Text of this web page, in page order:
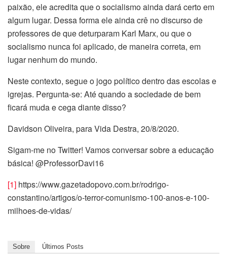
paixão, ele acredita que o socialismo ainda dará certo em
algum lugar. Dessa forma ele ainda crê no discurso de
professores de que deturparam Karl Marx, ou que o
socialismo nunca foi aplicado, de maneira correta, em
lugar nenhum do mundo.
Neste contexto, segue o jogo político dentro das escolas e
igrejas. Pergunta-se: Até quando a sociedade de bem
ficará muda e cega diante disso?
Davidson Oliveira, para Vida Destra, 20/8/2020.
Sigam-me no Twitter! Vamos conversar sobre a educação
básica! @ProfessorDavi16
[1] https://www.gazetadopovo.com.br/rodrigo-
constantino/artigos/o-terror-comunismo-100-anos-e-100-
milhoes-de-vidas/
Sobre Últimos Posts